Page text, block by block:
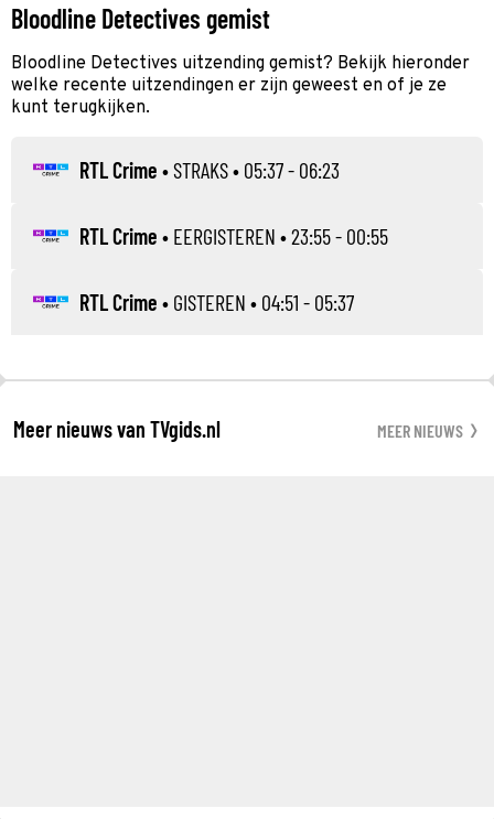
Bloodline Detectives gemist
Bloodline Detectives uitzending gemist? Bekijk hieronder
welke recente uitzendingen er zijn geweest en of je ze
kunt terugkijken.
RTL Crime •STRAKS• 05:37 - 06:23
RTL Crime • EERGISTEREN • 23:55 - 00:55
RTL Crime • GISTEREN • 04:51 - 05:37
Meer nieuws van TVgids.nl MEER NIEUWS